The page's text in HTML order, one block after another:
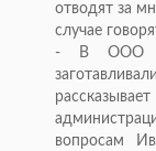
отводят за
случае
- В ООО
вопросам